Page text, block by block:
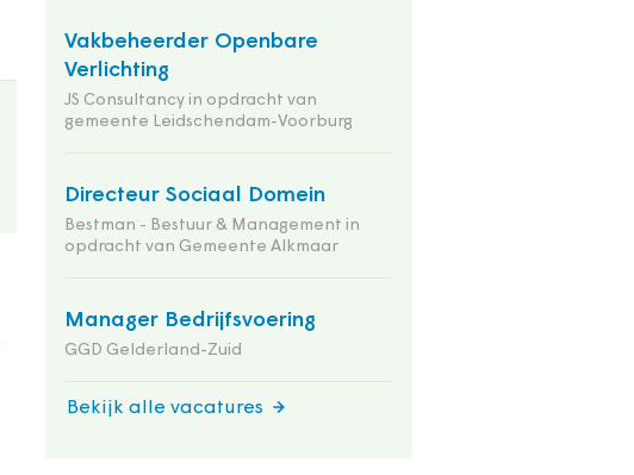
Vakbeheerder Openbare
Verlichting
JS Consultancy in opdracht van
gemeente Leidschendam-Voorburg
Directeur Sociaal Domein
Bestman - Bestuur & Management in
opdracht van Gemeente Alkmaar
Manager Bedrijfsvoering
GGD Gelderland-Zuid
Bekijk alle vacatures